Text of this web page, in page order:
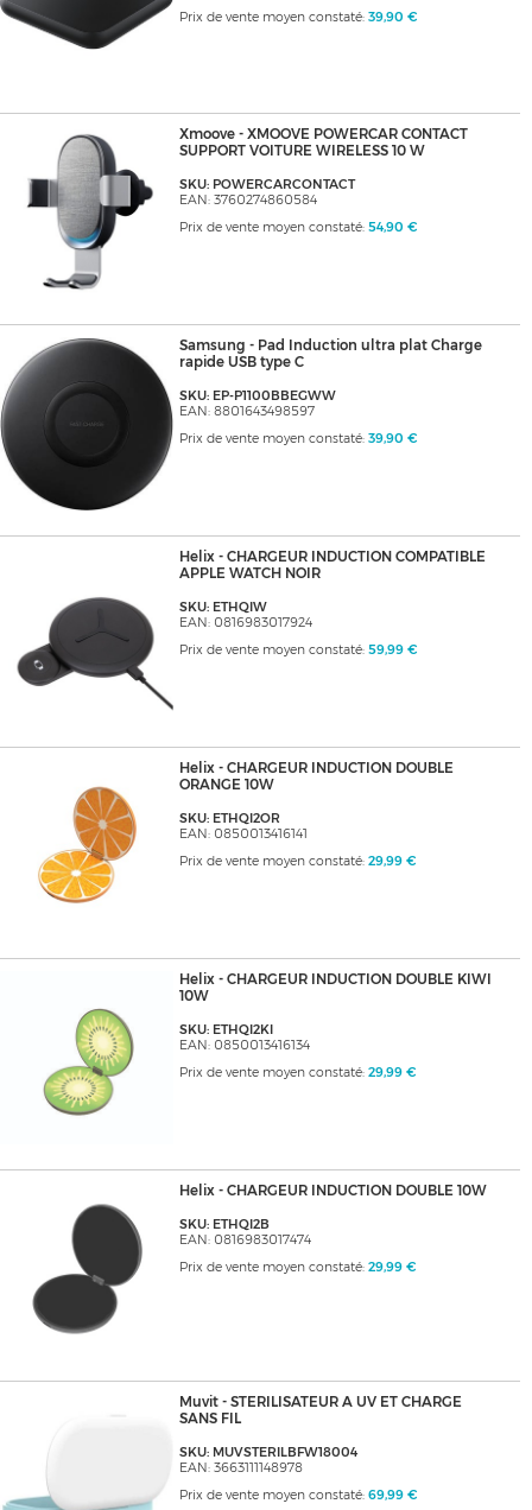
Prix de vente moyen constaté: 39,90 €
Xmoove - XMOOVE POWERCAR CONTACT
SUPPORT VOITURE WIRELESS 10 W
SKU: POWERCARCONTACT
EAN: 3760274860584
Prix de vente moyen constaté: 54,90 €
Samsung - Pad Induction ultra plat Charge
rapide USB type C
SKU: EP-P1100BBEGWW
EAN: 8801643498597
Prix de vente moyen constaté: 39,90 €
Helix - CHARGEUR INDUCTION COMPATIBLE
APPLE WATCH NOIR
SKU: ETHQIW
EAN: 0816983017924
Prix de vente moyen constaté: 59,99 €
Helix - CHARGEUR INDUCTION DOUBLE
ORANGE 10W
SKU: ETHQI2OR
EAN: 0850013416141
Prix de vente moyen constaté: 29,99 €
Helix - CHARGEUR INDUCTION DOUBLE KIWI
10W
SKU: ETHQI2KI
EAN: 0850013416134
Prix de vente moyen constaté: 29,99 €
Helix - CHARGEUR INDUCTION DOUBLE 10W
SKU: ETHQI2B
EAN: 0816983017474
Prix de vente moyen constaté: 29,99 €
Muvit - STERILISATEUR A UV ET CHARGE
SANS FIL
SKU: MUVSTERILBFW18004
EAN: 3663111148978
Prix de vente moyen constaté: 69,99 €